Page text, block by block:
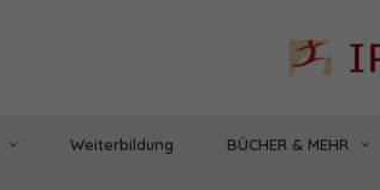
Weiterbildung BÜCHER & MEHR